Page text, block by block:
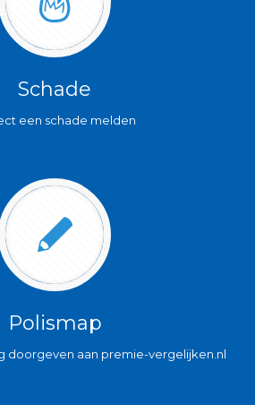
Schade
een schade melden
Polismap
doorgeven aan premie-vergelijken.nl